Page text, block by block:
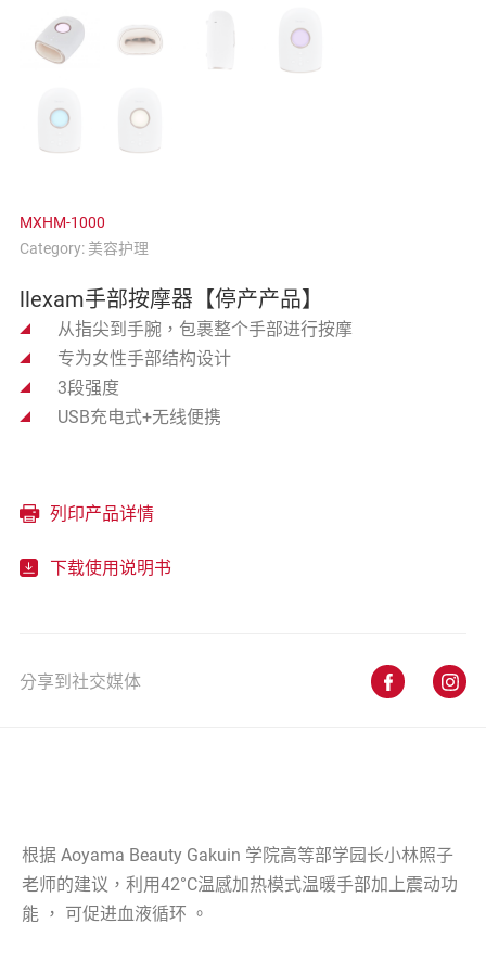
MXHM-1000
Category: 美容护理
llexam手部按摩器【停产产品】
从指尖到手腕，包裹整个手部进行按摩
专为女性手部结构设计
3段强度
USB充电式+无线便携
列印产品详情
下载使用说明书
分享到社交媒体
根据 Aoyama Beauty Gakuin 学院高等部学园长小林照子
老师的建议，利用42°C温感加热模式温暖手部加上震动功
能 ， 可促进血液循环 。